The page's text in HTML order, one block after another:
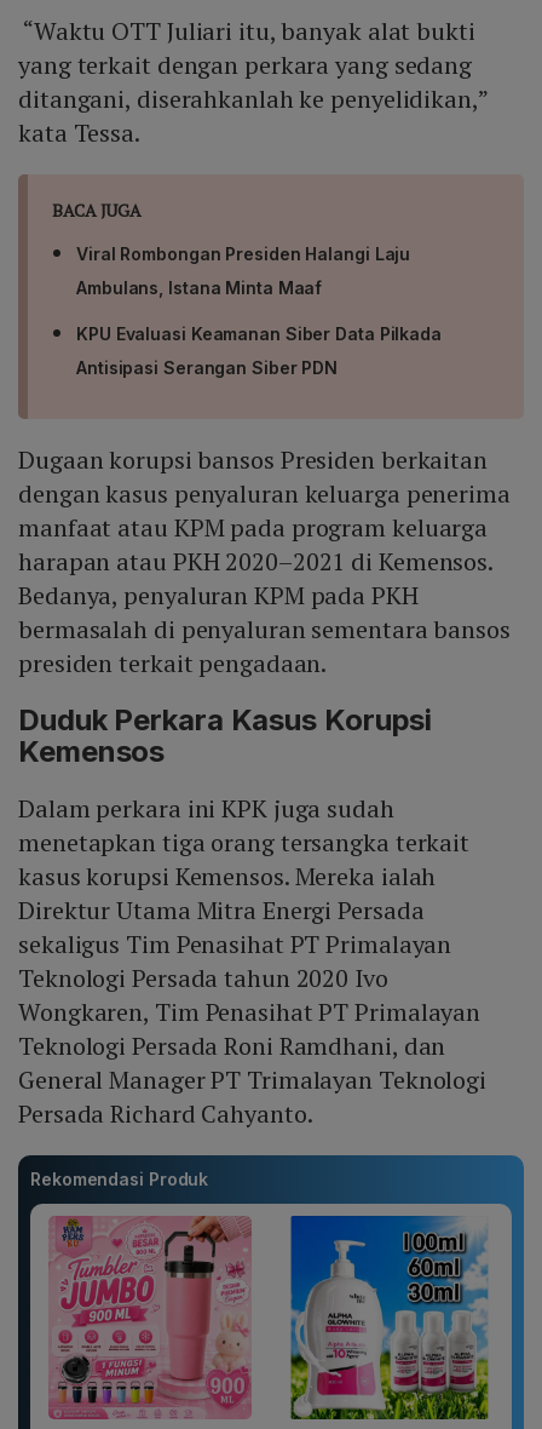
“Waktu OTT Juliari itu, banyak alat bukti
yang terkait dengan perkara yang sedang
ditangani, diserahkanlah ke penyelidikan,”
kata Tessa.
BACA JUGA
Viral Rombongan Presiden Halangi Laju
Ambulans, Istana Minta Maaf
KPU Evaluasi Keamanan Siber Data Pilkada
Antisipasi Serangan Siber PDN
Dugaan korupsi bansos Presiden berkaitan
dengan kasus penyaluran keluarga penerima
manfaat atau KPM pada program keluarga
harapan atau PKH 2020–2021 di Kemensos.
Bedanya, penyaluran KPM pada PKH
bermasalah di penyaluran sementara bansos
presiden terkait pengadaan.
Duduk Perkara Kasus Korupsi
Kemensos
Dalam perkara ini KPK juga sudah
menetapkan tiga orang tersangka terkait
kasus korupsi Kemensos. Mereka ialah
Direktur Utama Mitra Energi Persada
sekaligus Tim Penasihat PT Primalayan
Teknologi Persada tahun 2020 Ivo
Wongkaren, Tim Penasihat PT Primalayan
Teknologi Persada Roni Ramdhani, dan
General Manager PT Trimalayan Teknologi
Persada Richard Cahyanto.
Rekomendasi Produk